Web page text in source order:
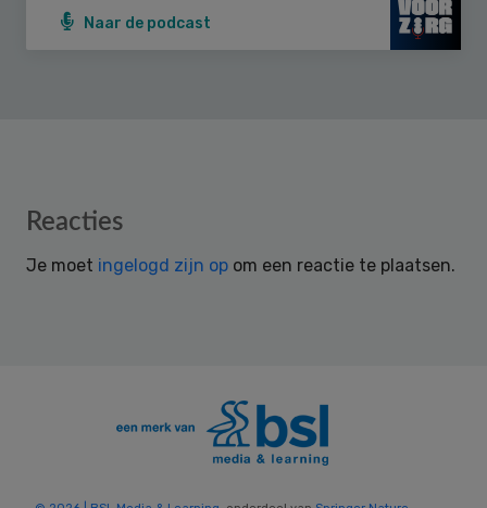
Naar de podcast
Reader
Reacties
Je moet ingelogd zijn op om een reactie te plaatsen.